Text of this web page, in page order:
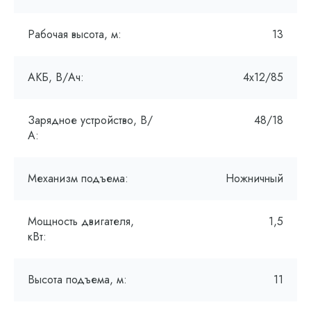
Рабочая высота, м: 13
АКБ, В/Ач: 4х12/85
Зарядное устройство, В/
А:
48/18
Механизм подъема: Ножничный
Мощность двигателя,
кВт:
1,5
Высота подъема, м: 11